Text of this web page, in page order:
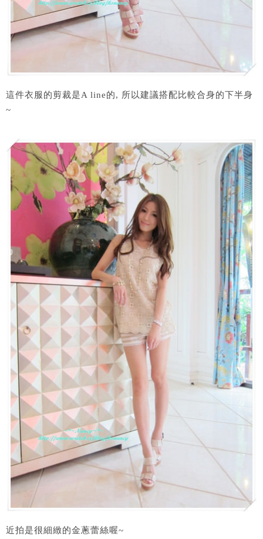
這件衣服的剪裁是A line的, 所以建議搭配比較合身的下半身
~
近拍是很細緻的金蔥蕾絲喔~